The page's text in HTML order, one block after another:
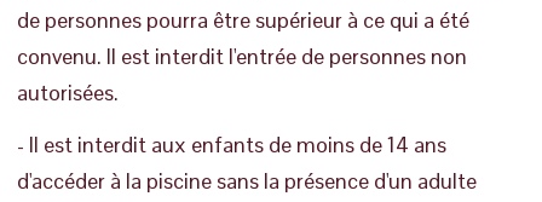
de personnes pourra être supérieur à ce qui a été
convenu. Il est interdit l'entrée de personnes non
autorisées.
- Il est interdit aux enfants de moins de 14 ans
d'accéder à la piscine sans la présence d'un adulte